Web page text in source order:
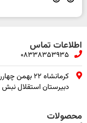
اطلاعات تماس
08338353935
کرمانشاه ۲۲
دبیرستان استقلال نبش کوی ۱۲۷ خانه
محصولات